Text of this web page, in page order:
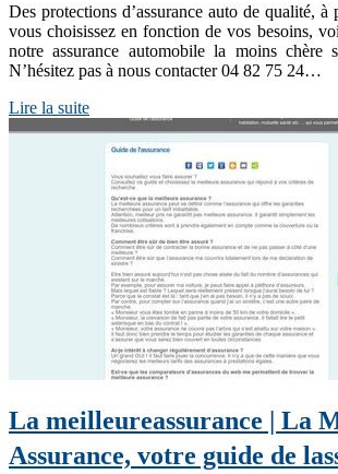
Des protections d’assurance auto de qualité,
vous choisissez en fonction de vos besoins,
notre assurance automobile la moins chère
N’hésitez pas à nous contacter 04 82 75 24…
Lire la suite
La meil­leureassu­ran­ce | La
Assurance, votre guide de